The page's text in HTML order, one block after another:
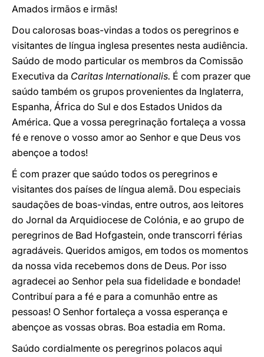
Amados irmãos e irmãs!
Dou calorosas boas-vindas a todos os peregrinos e
visitantes de língua inglesa presentes nesta audiência.
Saúdo de modo particular os membros da Comissão
Executiva da Caritas Internationalis. É com prazer que
saúdo também os grupos provenientes da Inglaterra,
Espanha, África do Sul e dos Estados Unidos da
América. Que a vossa peregrinação fortaleça a vossa
fé e renove o vosso amor ao Senhor e que Deus vos
abençoe a todos!
É com prazer que saúdo todos os peregrinos e
visitantes dos países de língua alemã. Dou especiais
saudações de boas-vindas, entre outros, aos leitores
do Jornal da Arquidiocese de Colónia, e ao grupo de
peregrinos de Bad Hofgastein, onde transcorri férias
agradáveis. Queridos amigos, em todos os momentos
da nossa vida recebemos dons de Deus. Por isso
agradecei ao Senhor pela sua fidelidade e bondade!
Contribuí para a fé e para a comunhão entre as
pessoas! O Senhor fortaleça a vossa esperança e
abençoe as vossas obras. Boa estadia em Roma.
Saúdo cordialmente os peregrinos polacos aqui